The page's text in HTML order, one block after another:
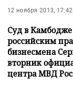
12 ноября 2013, 17:42
Суд в
российским
бизнесмена
вторник
центра МВД